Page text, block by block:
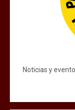
Noticias y